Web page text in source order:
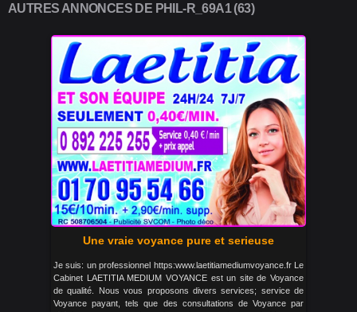
AUTRES ANNONCES DE PHIL-R_69A1 (63)
Une vraie voyance pure et serieuse
Je suis: un professionnel https:www.laetitiamediumvoyance.fr Le
Cabinet LAETITIA MEDIUM VOYANCE est un site de Voyance
de qualité. Nous vous proposons divers services; service de
Voyance payant, tels que des consultations de Voyance par